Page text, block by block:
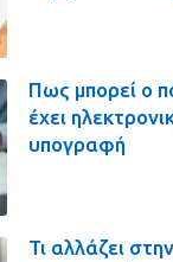
Πως μπορεί ο
έχει
υπογραφή
Τι αλλάζει στην